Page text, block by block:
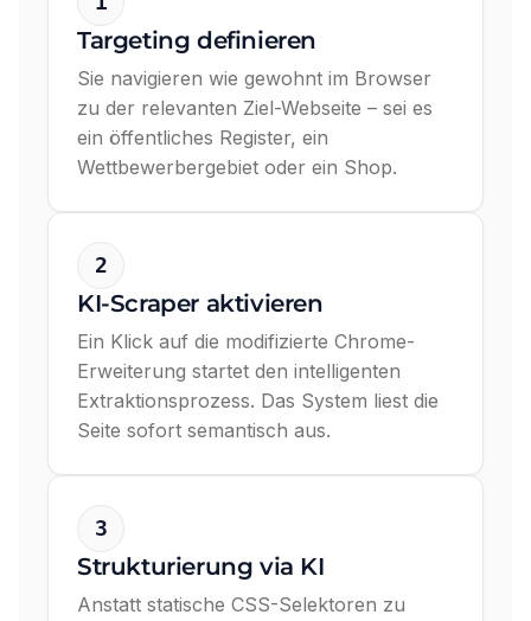
Targeting definieren
Sie navigieren wie gewohnt im Browser
zu der relevanten Ziel-Webseite – sei es
ein öffentliches Register, ein
Wettbewerbergebiet oder ein Shop.
2
KI-Scraper aktivieren
Ein Klick auf die modifizierte Chrome-
Erweiterung startet den intelligenten
Extraktionsprozess. Das System liest die
Seite sofort semantisch aus.
3
Strukturierung via KI
Anstatt statische CSS-Selektoren zu